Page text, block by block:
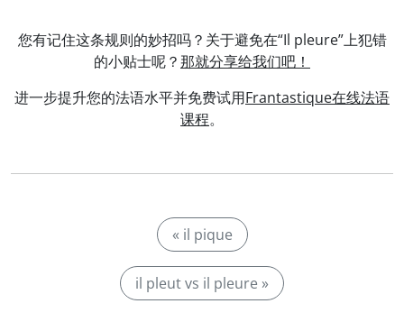
您有记住这条规则的妙招吗？关于避免在“Il pleure”上犯错
的小贴士呢？那就分享给我们吧！
进一步提升您的法语水平并免费试用Frantastique在线法语
课程。
« il pique
il pleut vs il pleure »